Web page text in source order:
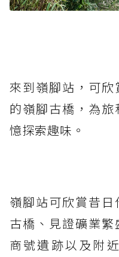
來到嶺腳站，可
的嶺腳古橋，為
憶探索趣味。
嶺腳站可欣賞昔
古橋、見證礦業
商號遺跡以及附